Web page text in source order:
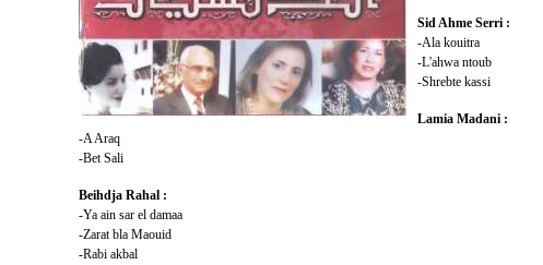
Sid Ahme Serri :
-Ala kouitra
-L'ahwa ntoub
-Shrebte kassi
Lamia Madani :
-A Araq
-Bet Sali
Beihdja Rahal :
-Ya ain sar el damaa
-Zarat bla Maouid
-Rabi akbal